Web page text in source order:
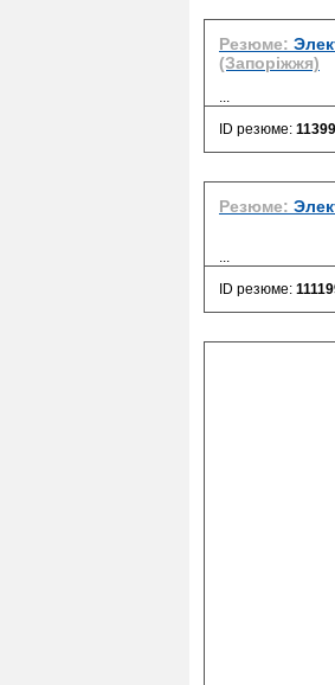
Резюме:
(Запоріжжя)
...
ID резюме:
Резюме:
...
ID резюме: